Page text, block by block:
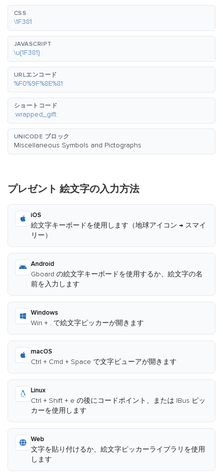
CSS
\1F381
JAVASCRIPT
\u{1F381}
URLエンコード
%F0%9F%8E%81
ショートコード
:wrapped_gift:
UNICODE ブロック
Miscellaneous Symbols and Pictographs
プレゼント 絵文字の入力方法
iOS
絵文字キーボードを使用します（地球アイコン → スマイ
リー）
Android
Gboard の絵文字キーボードを使用するか、絵文字の名
前を入力します
Windows
Win + . で絵文字ピッカーが開きます
macOS
Ctrl + Cmd + Space で文字ビューアが開きます
Linux
Ctrl + Shift + e の後にコードポイント、または IBus ピッ
カーを使用します
Web
文字を貼り付けるか、絵文字ピッカーライブラリを使用
します